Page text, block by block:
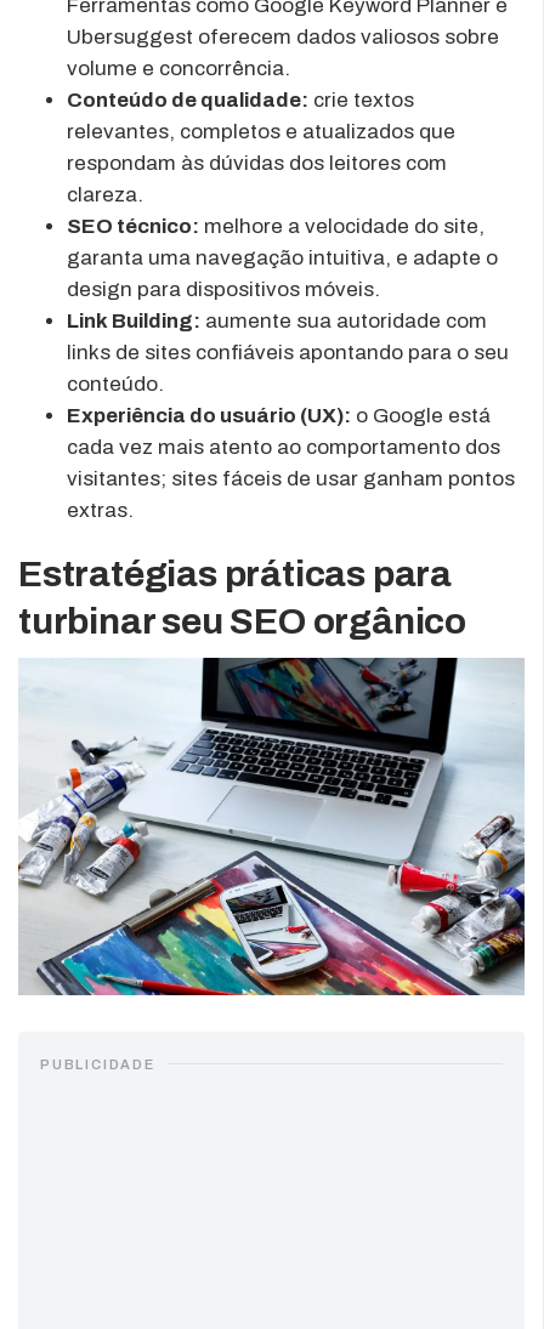
Ferramentas como Google Keyword Planner e
Ubersuggest oferecem dados valiosos sobre
volume e concorrência.
Conteúdo de qualidade: crie textos
relevantes, completos e atualizados que
respondam às dúvidas dos leitores com
clareza.
SEO técnico: melhore a velocidade do site,
garanta uma navegação intuitiva, e adapte o
design para dispositivos móveis.
Link Building: aumente sua autoridade com
links de sites confiáveis apontando para o seu
conteúdo.
Experiência do usuário (UX): o Google está
cada vez mais atento ao comportamento dos
visitantes; sites fáceis de usar ganham pontos
extras.
Estratégias práticas para
turbinar seu SEO orgânico
PUBLICIDADE